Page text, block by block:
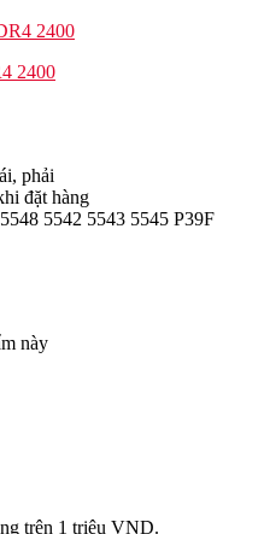
2400
phải
đặt hàng
5542 5543 5545 P39F
này
trên 1 triệu VND.